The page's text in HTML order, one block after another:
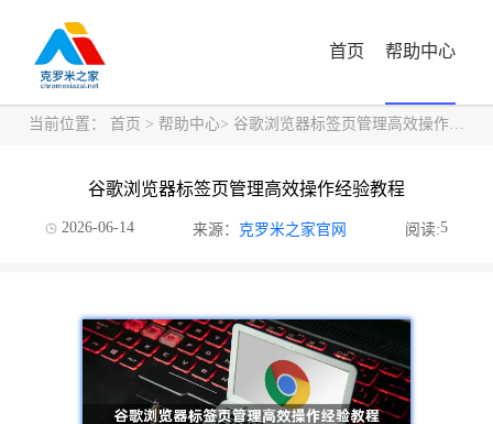
首页 帮助中心
当前位置： 首页 > 帮助中心> 谷歌浏览器标签页管理高效操作经验教程
谷歌浏览器标签页管理高效操作经验教程
2026-06-14 来源： 克罗米之家官网 阅读:5